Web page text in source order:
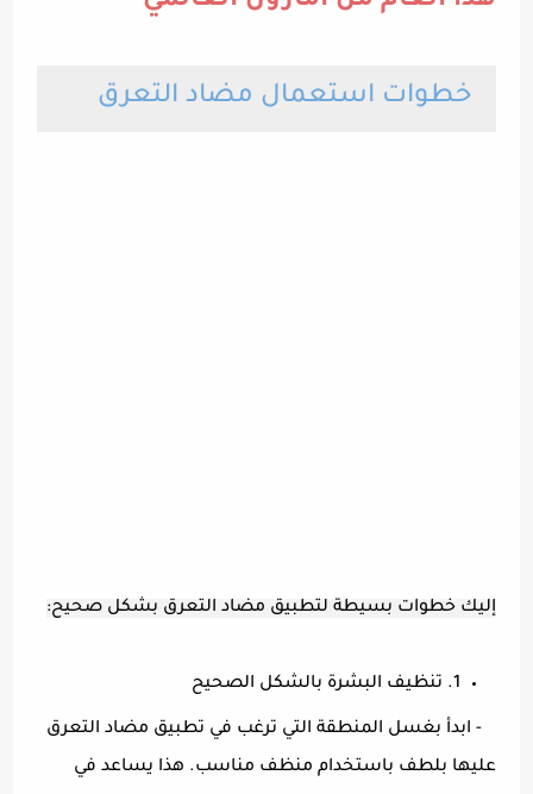
خطوات استعمال مضاد التعرق
إليك خطوات بسيطة لتطبيق مضاد التعرق بشكل صحيح:
1. تنظيف البشرة بالشكل الصحيح
- ابدأ بغسل المنطقة التي ترغب في تطبيق مضاد التعرق
عليها بلطف باستخدام منظف مناسب. هذا يساعد في